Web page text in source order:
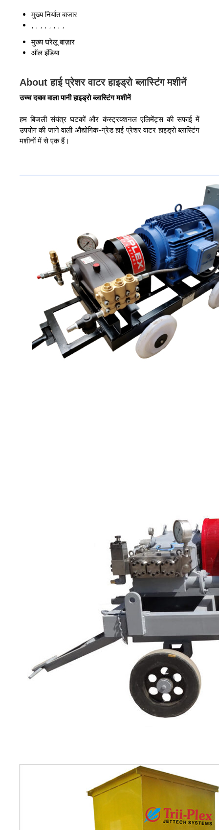
मुख्य निर्यात बाजार
, , , , , , , ,
मुख्य घरेलू बाज़ार
ऑल इंडिया
About हाई प्रेशर वाटर हाइड्रो ब्लास्टिंग मशीनें
उच्च दबाव वाला पानी हाइड्रो ब्लास्टिंग मशीनें
हम बिजली संयंत्र घटकों और कंस्ट्रक्शनल एलिमेंट्स की सफाई में
उपयोग की जाने वाली औद्योगिक-ग्रेड हाई प्रेशर वाटर हाइड्रो ब्लास्टिंग
मशीनों में से एक हैं।